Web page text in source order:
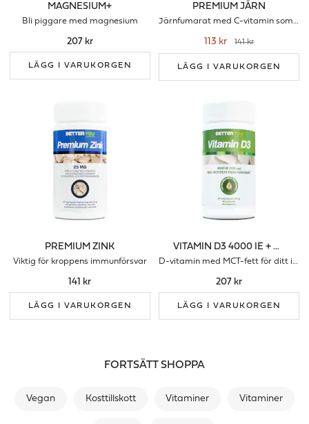
MAGNESIUM+
Bli piggare med magnesium
207 kr
LÄGG I VARUKORGEN
PREMIUM JÄRN
Järnfumarat med C-vitamin som förbrättrar upptaget
113 kr 141 kr
LÄGG I VARUKORGEN
PREMIUM ZINK
Viktig för kroppens immunförsvar
141 kr
LÄGG I VARUKORGEN
VITAMIN D3 4000 IE + MCT-FETT
D-vitamin med MCT-fett för ditt immunförsvar
207 kr
LÄGG I VARUKORGEN
FORTSÄTT SHOPPA
Vegan Kosttillskott Vitaminer Vitaminer